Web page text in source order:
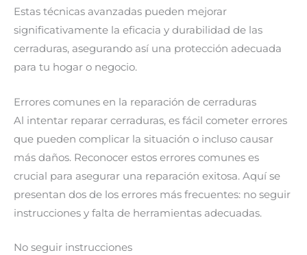
Estas técnicas avanzadas pueden mejorar
significativamente la eficacia y durabilidad de las
cerraduras, asegurando así una protección adecuada
para tu hogar o negocio.
Errores comunes en la reparación de cerraduras
Al intentar reparar cerraduras, es fácil cometer errores
que pueden complicar la situación o incluso causar
más daños. Reconocer estos errores comunes es
crucial para asegurar una reparación exitosa. Aquí se
presentan dos de los errores más frecuentes: no seguir
instrucciones y falta de herramientas adecuadas.
No seguir instrucciones